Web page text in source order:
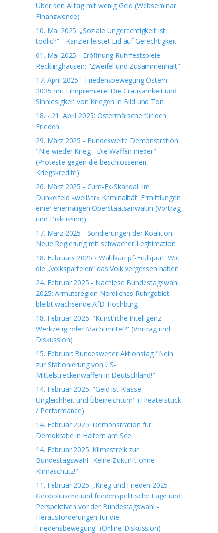
Über den Alltag mit wenig Geld (Webseminar
Finanzwende)
10. Mai 2025: „Soziale Ungerechtigkeit ist
tödlich“ - Kanzler leistet Eid auf Gerechtigkeit
01. Mai 2025 - Eröffnung Ruhrfestspiele
Recklinghausen: "Zweifel und Zusammenhalt"
17. April 2025 - Friedensbewegung Ostern
2025 mit Filmpremiere: Die Grausamkeit und
Sinnlosigkeit von Kriegen in Bild und Ton
18. - 21. April 2025: Ostermärsche für den
Frieden
29. März 2025 - Bundesweite Demonstration:
"Nie wieder Krieg - Die Waffen nieder"
(Proteste gegen die beschlossenen
Kriegskredite)
26. März 2025 - Cum-Ex-Skandal: Im
Dunkelfeld «weißer» Kriminalität. Ermittlungen
einer ehemaligen Oberstaatsanwältin (Vortrag
und Diskussion)
17. März 2025 - Sondierungen der Koalition:
Neue Regierung mit schwacher Legitimation
18. Februars 2025 - Wahlkampf-Endspurt: Wie
die „Volksparteien“ das Volk vergessen haben
24. Februar 2025 - Nachlese Bundestagswahl
2025: Armutsregion Nördliches Ruhrgebiet
bleibt wachsende AfD-Hochburg
18. Februar 2025: "Künstliche Intelligenz -
Werkzeug oder Machtmittel?" (Vortrag und
Diskussion)
15. Februar: Bundesweiter Aktionstag "Nein
zur Stationierung von US-
Mittelstreckenwaffen in Deutschland!"
14. Februar 2025: "Geld ist Klasse -
Ungleichheit und Überreichtum" (Theaterstück
/ Performance)
14. Februar 2025: Demonstration für
Demokratie in Haltern am See
14. Februar 2025: Klimastreik zur
Bundestagswahl "Keine Zukunft ohne
Klimaschutz!"
11. Februar 2025: „Krieg und Frieden 2025 –
Geopolitische und friedenspolitische Lage und
Perspektiven vor der Bundestagswahl -
Herausforderungen für die
Friedensbewegung“ (Online-Diskussion)